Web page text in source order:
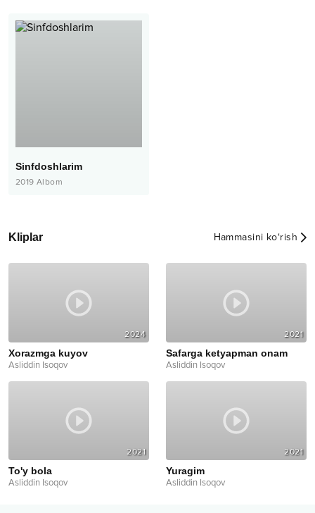
Sinfdoshlarim
2019 Albom
Kliplar Hammasini ko‘rish
2024
Xorazmga kuyov
Asliddin Isoqov
2021
Safarga ketyapman onam
Asliddin Isoqov
2021
To'y bola
Asliddin Isoqov
2021
Yuragim
Asliddin Isoqov